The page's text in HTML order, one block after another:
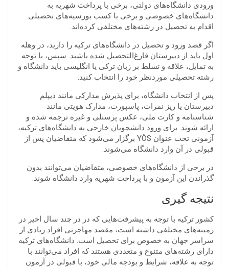
ورودی دانشگاه‌های دولتی، برخی با پرداخت شهریه به
دانشگاه‌های خصوصی و برخی با کسب بورسیه‌های تحصیلی
اقدام به تحصیل در رشته‌های مختلفی کرده‌اند.
اگر قصد ورود و تحصیل در دانشگاه‌های ترکیه را دارید، در وهله
اول باید از دبیرستان فارغ‌التحصیل شده باشید. سپس، با توجه
به تمایل، علاقه و تسلط بر زبان ترکی یا انگلیسی باید دانشگاه و
رشته تحصیلی موردنظر خود را انتخاب کنید.
پس از انتخاب دانشگاه، برای پذیرش مدارکی مانند دیپلم
دبیرستان یا ریز نمرات، پاسپورت، مدارک هویتی مانند
شناسنامه و کارت ملی، عکس پرسنلی و غیره ترجمه شده و
ارائه شوند. برای ورود دانشجویان خارجی به دانشگاه‌های ترکیه،
آزمونی تحت عنوان YÖS برگزار می‌شود که متقاضیان پس از
قبولی در آن وارد دانشگاه می‌شوند.
در برخی از دانشگاه‌های خصوصی، متقاضیان می‌توانند بدون
گذراندن این آزمون و با پرداخت شهریه وارد دانشگاه شوند.
نتیجه گیری
کشور ترکیه با توجه به پیشرفت‌هایی که در در چند سال اخیر در
زمینه‌های مختلفی داشته است، مقصد مهاجرتی افراد زیادی از
سراسر جهان به خصوص برای تحصیل است. دانشگاه‌های ترکیه
دارای رشته‌های متنوع و متعددی هستند که افراد می‌توانند با
توجه به علاقه، شرایط و بودجه مالی خود، با قبولی در آزمون